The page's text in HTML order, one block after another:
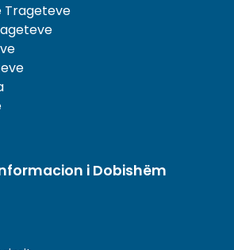
Trageteve
i Dobishëm